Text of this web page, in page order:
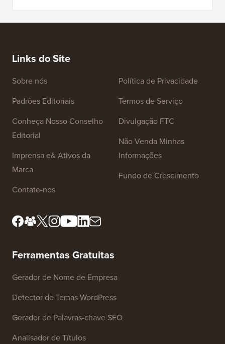
Links do Site
Sobre nós
Padrões Editoriais
Conheça Nosso Conselho
Editorial
Imprensa e& Ativos da
Marca
Contate-nos
Política de Privacidade
Termos de Serviço
Divulgação FTC
Não Venda Minhas
Informações
Fundo de Crescimento
Ferramentas Gratuitas
Gerador de Nome de Empresa
Detector de Temas WordPress
Gerador de Palavras-chave SEO
Analisador de Títulos